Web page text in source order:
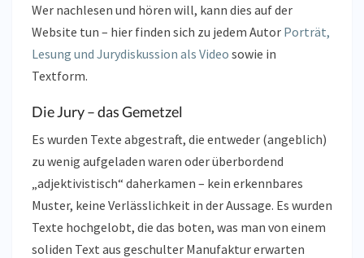
Wer nachlesen und hören will, kann dies auf der
Website tun – hier finden sich zu jedem Autor Porträt,
Lesung und Jurydiskussion als Video sowie in
Textform.
Die Jury – das Gemetzel
Es wurden Texte abgestraft, die entweder (angeblich)
zu wenig aufgeladen waren oder überbordend
„adjektivistisch“ daherkamen – kein erkennbares
Muster, keine Verlässlichkeit in der Aussage. Es wurden
Texte hochgelobt, die das boten, was man von einem
soliden Text aus geschulter Manufaktur erwarten